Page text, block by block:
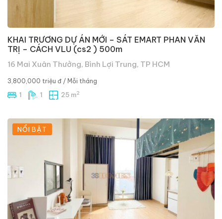
KHAI TRƯƠNG DỰ ÁN MỚI – SÁT EMART PHAN VĂN
TRỊ – CÁCH VLU (cs2 ) 500m
16 Mai Xuân Thưởng, Bình Lợi Trung, TP HCM
3,800,000 triệu đ / Mỗi tháng
1 1 25 m2
NỔI BẬT